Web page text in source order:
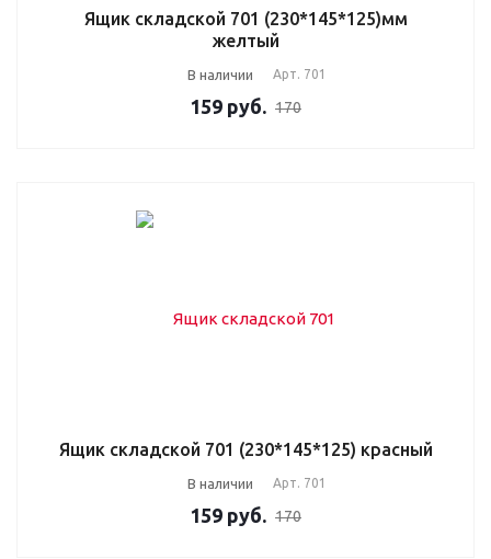
Ящик складской 701 (230*145*125)мм
желтый
В наличии Арт. 701
159 руб. 170
Ящик складской 701 (230*145*125) красный
В наличии Арт. 701
159 руб. 170